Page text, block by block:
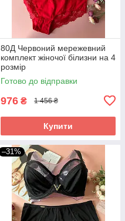
80Д Червоний мережевний
комплект жіночої білизни на 4
розмір
Готово до відправки
976 ₴ 1 456 ₴
Купити
–31%